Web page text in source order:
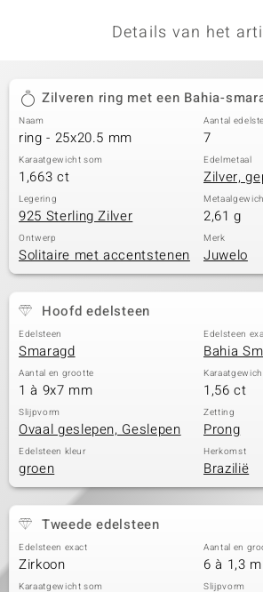
Details van het
Zilveren ring met een Bahia-
Naam
ring - 25x20.5 mm
Aantal
7
Karaatgewicht som
1,663 ct
Edelmetaal
Zilver,
Legering
925 Sterling Zilver 2,61 g
Ontwerp
Solitaire met accentstenen
Merk
Juwelo
Hoofd edelsteen
Edelsteen
Smaragd
Edelsteen
Bahia
Aantal en grootte
1 à 9x7 mm 1,56 ct
Slijpvorm
Ovaal geslepen, Geslepen
Zetting
Prong
Edelsteen kleur
groen
Herkomst
Brazilië
Tweede edelsteen
Edelsteen exact
Zirkoon
Aantal en
6 à 1,3
Karaatgewicht som Slijpvorm